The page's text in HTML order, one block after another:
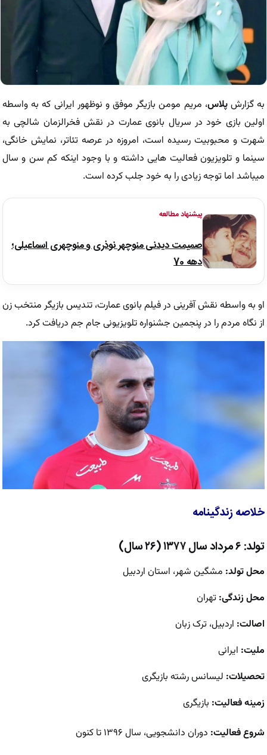
به گزارش پلاس، مریم مومن بازیگر موفق و نوظهور ایرانی که به واسطه
اولین بازی خود در سریال بانوی عمارت در نقش فخرالزمان شالچی به
شهرت و محبوبیت رسیده است، امروزه در عرصه تئاتر، نمایش خانگی،
سینما و تلویزیون فعالیت هایی داشته و با وجود اینکه کم سن و سال
میباشد اما توجه زیادی را به خود جلب کرده است.
پیشنهاد مطالعه
صمیمت دیدنی منوچهر نوذری و منوچهری اسماعیلی؛
دهه 70
او به واسطه نقش آفرینی در فیلم بانوی عمارت، تندیس بازیگر منتخب زن
از نگاه مردم را در پنجمین جشنواره تلویزیونی جام جم دریافت کرد.
خلاصه زندگینامه
تولد:
محل تولد: مشگین شهر، استان اردبیل
محل زندگی: تهران
اصالت: اردبیل، ترک زبان
ملیت: ایرانی
تحصیلات: لیسانس رشته بازیگری
زمینه فعالیت: بازیگری
شروع فعالیت: دوران دانشجویی، سال ۱۳۹۶ تا کنون